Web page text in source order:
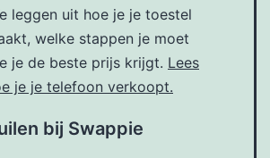
leggen uit hoe je je toestel
welke stappen je moet
je de beste prijs krijgt. Lees
je je telefoon verkoopt.
bij Swappie